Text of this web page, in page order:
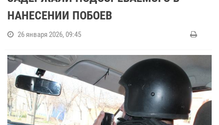
НАНЕСЕНИИ ПОБОЕВ
26 января 2026, 09:45